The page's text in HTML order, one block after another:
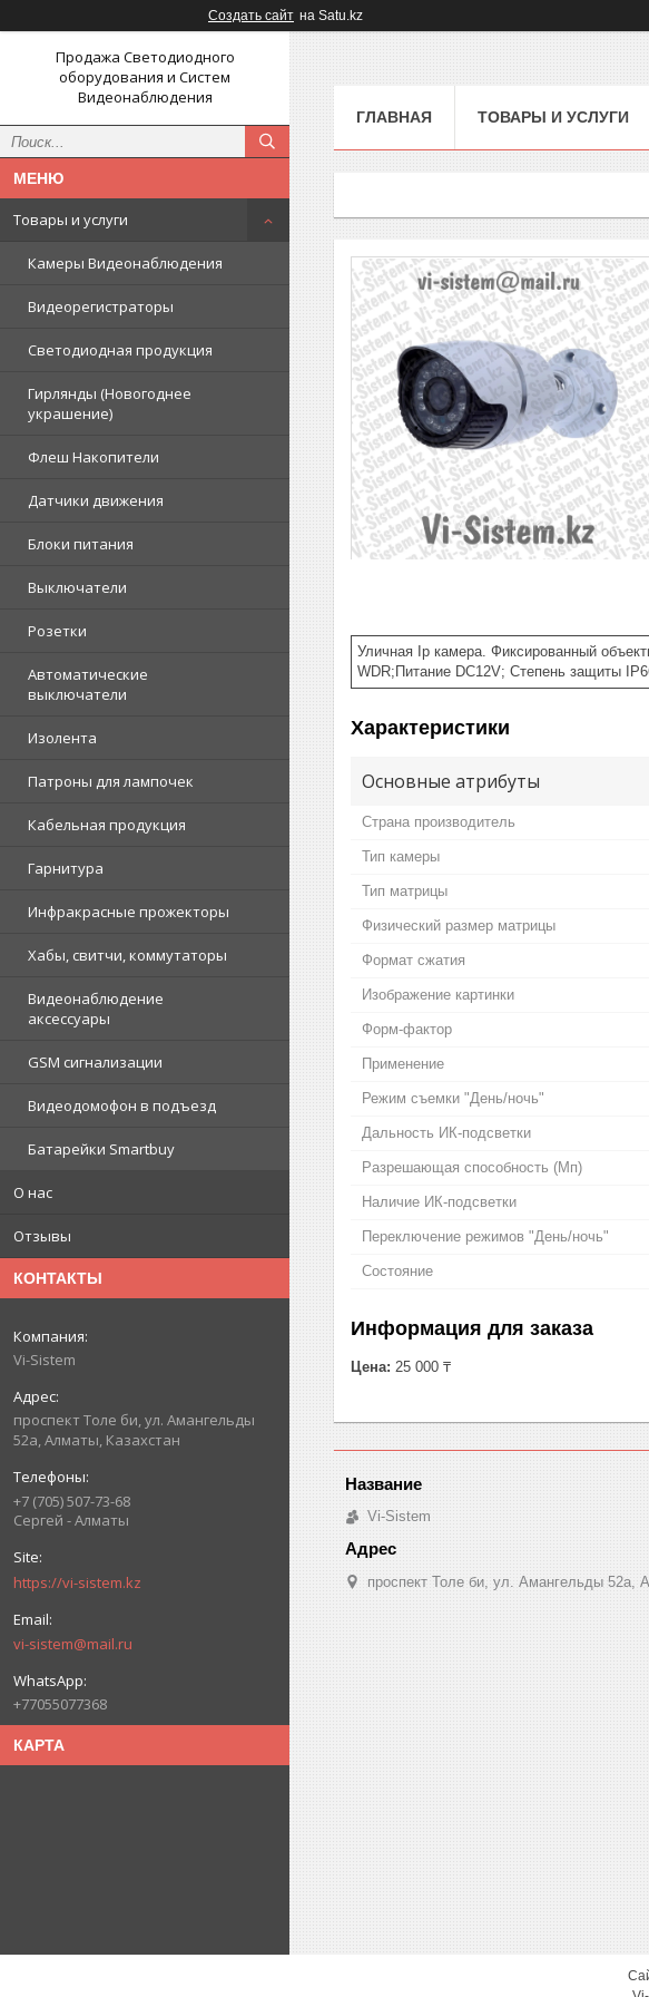
Создать сайт на Satu.kz
Продажа Светодиодного
оборудования и Систем
Видеонаблюдения
Товары и услуги
Камеры Видеонаблюдения
Видеорегистраторы
Светодиодная продукция
Гирлянды (Новогоднее
украшение)
Флеш Накопители
Датчики движения
Блоки питания
Выключатели
Розетки
Автоматические
выключатели
Изолента
Патроны для лампочек
Кабельная продукция
Гарнитура
Инфракрасные прожекторы
Хабы, свитчи, коммутаторы
Видеонаблюдение
аксессуары
GSM сигнализации
Видеодомофон в подъезд
Батарейки Smartbuy
О нас
Отзывы
КОНТАКТЫ
Vi-Sistem
проспект Толе би, ул. Амангельды
52а, Алматы, Казахстан
+7 (705) 507-73-68
Сергей - Алматы
https://vi-sistem.kz
vi-sistem@mail.ru
+77055077368
КАРТА
ГЛАВНАЯ ТОВАРЫ И УСЛУГИ
Уличная Ip камера. Фиксированный
WDR;Питание DC12V; Степень защиты
Характеристики
Основные атрибуты
Страна производитель
Тип камеры
Тип матрицы
Физический размер матрицы
Формат сжатия
Изображение картинки
Форм-фактор
Применение
Режим съемки "День/ночь"
Дальность ИК-подсветки
Разрешающая способность (Мп)
Наличие ИК-подсветки
Переключение режимов "День/ночь"
Состояние
Информация для заказа
Цена: 25 000 ₸
Vi-Sistem
проспект Толе би, ул. Амангельды 52а,